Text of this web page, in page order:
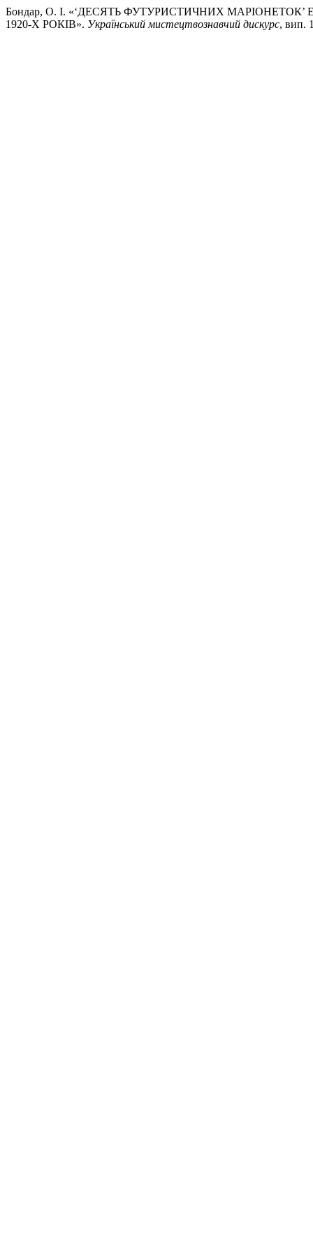
Бондар, О. І. «‘ДЕСЯТЬ ФУТУРИСТИЧНИХ
1920-Х РОКІВ». Український мистецтвознавчий дискурс, вип.